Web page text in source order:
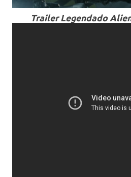
Trailer Legendado